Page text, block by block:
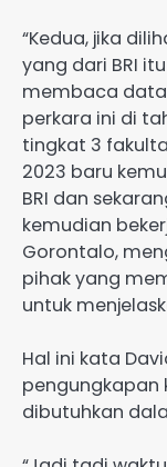
“Kedua, jika
yang dari BRI
membaca
perkara ini di
tingkat 3
2023 baru
BRI dan
kemudian
Gorontalo,
pihak yang
untuk
Hal ini kata
pengungkapan
dibutuhkan